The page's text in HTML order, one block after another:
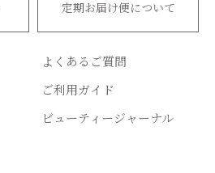
定期お届け便について
よくあるご質問
ご利用ガイド
ビューティージャーナル